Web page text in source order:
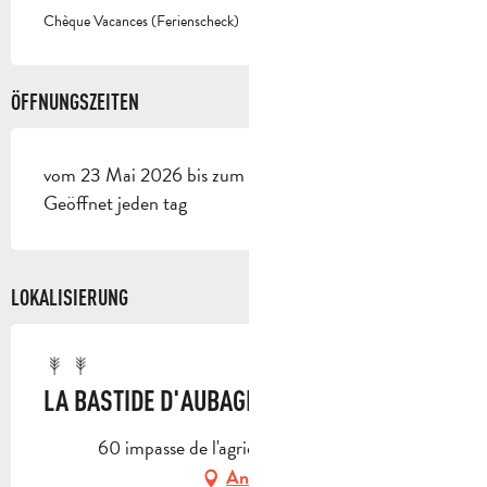
Chèque Vacances (Ferienscheck)
ÖFFNUNGSZEITEN
vom 23 Mai 2026 bis zum 16 Oktober 2026 -
Geöffnet jeden tag
LOKALISIERUNG
LA BASTIDE D'AUBAGNE
60 impasse de l'agrié, 13400 Aubagne
Anfahrt